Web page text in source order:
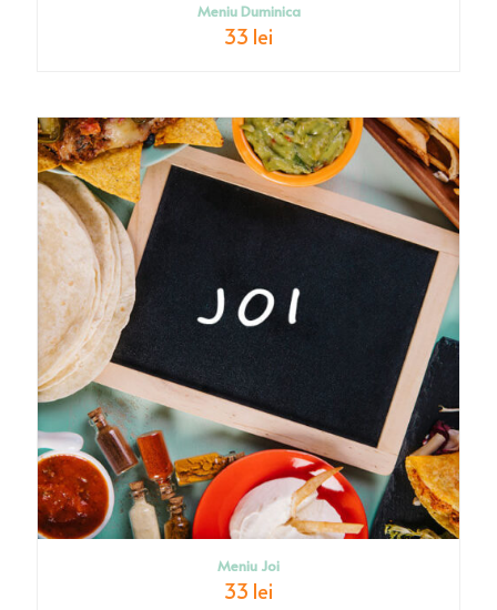
Meniu Duminica
33 lei
Meniu Joi
33 lei